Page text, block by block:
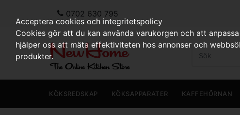
0702 630 795
KÖKSREDSKAP KÖKSAPPARATER KAFFEHÖRNAN
Acceptera cookies och integritetspolicy
Cookies gör att du kan använda varukorgen och att
hjälper oss att mäta effektiviteten hos annonser och
produkter.